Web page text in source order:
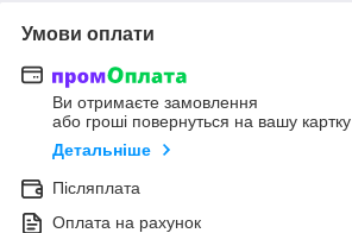
Умови оплати
Ви отримаєте замовлення
або гроші повернуться на вашу картку
Детальніше
Післяплата
Оплата на рахунок